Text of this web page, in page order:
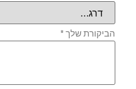
הביקורת שלך *